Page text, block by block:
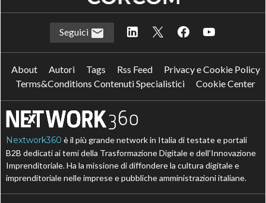
Seguici
About Autori Tags Rss Feed
Privacy e Cookie Policy
Terms&Conditions Contenuti Specialistici
Cookie Center
Nextwork360 è il più grande network in Italia di testate e portali
B2B dedicati ai temi della Trasformazione Digitale e dell’Innovazione
Imprenditoriale. Ha la missione di diffondere la cultura digitale e
imprenditoriale nelle imprese e pubbliche amministrazioni italiane.